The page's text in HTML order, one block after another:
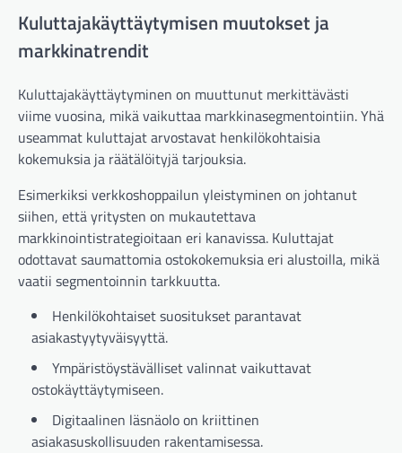
Kuluttajakäyttäytymisen muutokset ja
markkinatrendit
Kuluttajakäyttäytyminen on muuttunut merkittävästi
viime vuosina, mikä vaikuttaa markkinasegmentointiin. Yhä
useammat kuluttajat arvostavat henkilökohtaisia
kokemuksia ja räätälöityjä tarjouksia.
Esimerkiksi verkkoshoppailun yleistyminen on johtanut
siihen, että yritysten on mukautettava
markkinointistrategioitaan eri kanavissa. Kuluttajat
odottavat saumattomia ostokokemuksia eri alustoilla, mikä
vaatii segmentoinnin tarkkuutta.
Henkilökohtaiset suositukset parantavat
asiakastyytyväisyyttä.
Ympäristöystävälliset valinnat vaikuttavat
ostokäyttäytymiseen.
Digitaalinen läsnäolo on kriittinen
asiakasuskollisuuden rakentamisessa.